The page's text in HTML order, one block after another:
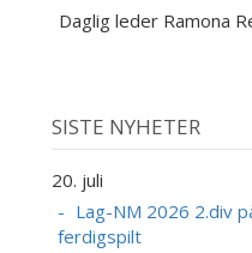
Daglig leder Ramona
SISTE NYHETER
20. juli
Lag-NM 2026 2.div
ferdigspilt